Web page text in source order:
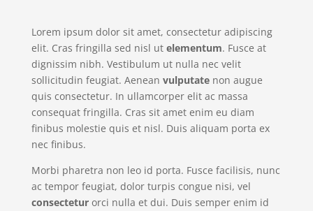
Lorem ipsum dolor sit amet, consectetur adipiscing
elit. Cras fringilla sed nisl ut elementum. Fusce at
dignissim nibh. Vestibulum ut nulla nec velit
sollicitudin feugiat. Aenean vulputatenon augue
quis consectetur. In ullamcorper elit ac massa
consequat fringilla. Cras sit amet enim eu diam
finibus molestie quis et nisl. Duis aliquam porta ex
nec finibus.
Morbi pharetra non leo id porta. Fusce facilisis, nunc
ac tempor feugiat, dolor turpis congue nisi, vel
consecteturorci nulla et dui. Duis semper enim id